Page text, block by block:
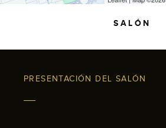
SALÓN
PRESENTACIÓN DEL SALÓN